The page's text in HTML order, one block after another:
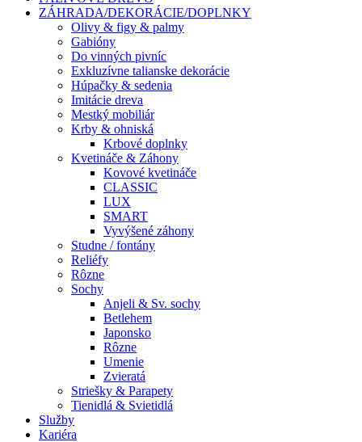
ZÁHRADA/DEKORÁCIE/DOPLNKY
Olivy & figy & palmy
Gabióny
Do vinných pivníc
Exkluzívne talianske dekorácie
Húpačky & sedenia
Imitácie dreva
Mestký mobiliár
Krby & ohniská
Krbové doplnky
Kvetináče & Záhony
Kovové kvetináče
CLASSIC
LUX
SMART
Vyvýšené záhony
Studne / fontány
Reliéfy
Rôzne
Sochy
Anjeli & Sv. sochy
Betlehem
Japonsko
Rôzne
Umenie
Zvieratá
Striešky & Parapety
Tienidlá & Svietidlá
Služby
Kariéra